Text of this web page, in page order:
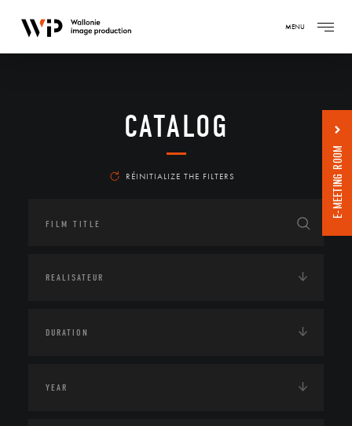
MENU
CATALOG
RÉINITIALIZE THE FILTERS E-MEETING ROOM